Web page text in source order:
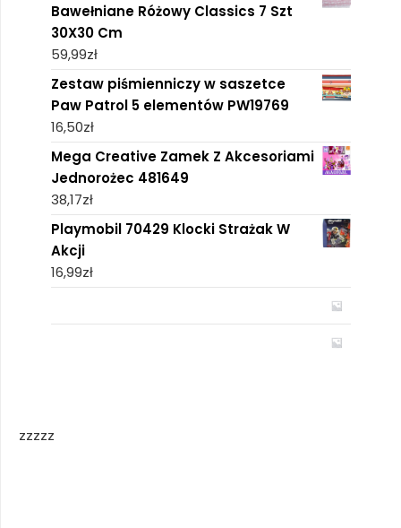
Bawełniane Różowy Classics 7 Szt
30X30 Cm
59,99zł
Zestaw piśmienniczy w saszetce
Paw Patrol 5 elementów PW19769
16,50zł
Mega Creative Zamek Z Akcesoriami
Jednorożec 481649
38,17zł
Playmobil 70429 Klocki Strażak W
Akcji
16,99zł
zzzzz